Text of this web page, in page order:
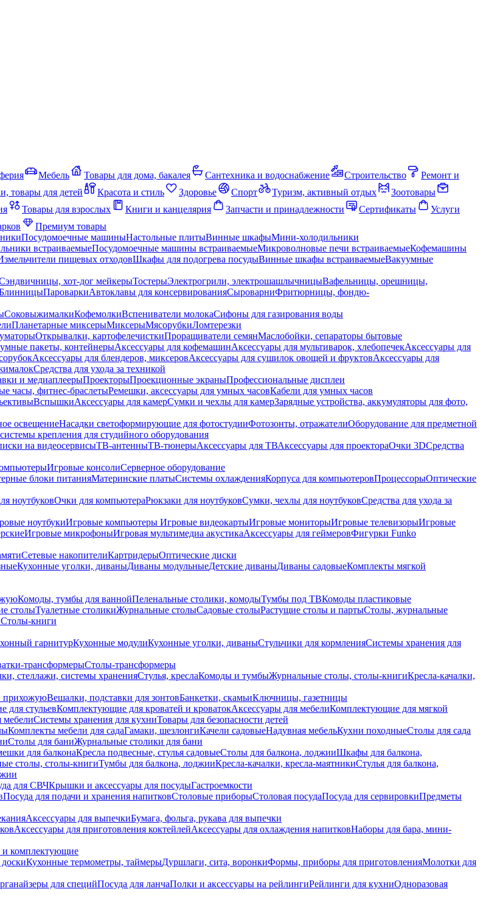
Мебель Товары для дома, бакалея Сантехника и водоснабжение Строительство
Ремонт и
товары для детей Красота и стиль Здоровье Спорт Туризм, активный отдых
Зоотовары
Товары для взрослых Книги и канцелярия Запчасти и принадлежности Сертификаты
Услуги
Премиум товары
Посудомоечные машиныНастольные плитыВинные шкафыМини-холодильники
встраиваемыеПосудомоечные машины встраиваемыеМикроволновые печи встраиваемыеКофемашины
пищевых отходовШкафы для подогрева посудыВинные шкафы встраиваемыеВакуумные
хот-дог мейкерыТостерыЭлектрогрили, электрошашлычницыВафельницы, орешницы,
ПароваркиАвтоклавы для консервированияСыроварниФритюрницы, фондю-
СоковыжималкиКофемолкиВспениватели молокаСифоны для газирования воды
Планетарные миксерыМиксерыМясорубкиЛомтерезки
Открывалки, картофелечисткиПроращиватели семянМаслобойки, сепараторы бытовые
пакеты, контейнерыАксессуары для кофемашинАксессуары для мультиварок, хлебопечекАксессуары для
Аксессуары для блендеров, миксеровАксессуары для сушилок овощей и фруктовАксессуары для
Средства для ухода за техникой
и медиаплеерыПроекторыПроекционные экраныПрофессиональные дисплеи
часы, фитнес-браслетыРемешки, аксессуары для умных часовКабели для умных часов
ВспышкиАксессуары для камерСумки и чехлы для камерЗарядные устройства, аккумуляторы для фото,
освещениеНасадки светоформирующие для фотостудииФотозонты, отражателиОборудование для предметной
крепления для студийного оборудования
на видеосервисыТВ-антенныТВ-тюнерыАксессуары для ТВАксессуары для проектораОчки 3DСредства
Игровые консолиСерверное оборудование
блоки питанияМатеринские платыСистемы охлажденияКорпуса для компьютеровПроцессорыОптические
ноутбуковОчки для компьютераРюкзаки для ноутбуковСумки, чехлы для ноутбуковСредства для ухода за
ноутбукиИгровые компьютеры Игровые видеокартыИгровые мониторыИгровые телевизорыИгровые
Игровые микрофоныИгровая мультимедиа акустикаАксессуары для геймеровФигурки Funko
Сетевые накопителиКартридерыОптические диски
Кухонные уголки, диваныДиваны модульныеДетские диваныДиваны садовыеКомплекты мягкой
Комоды, тумбы для ваннойПеленальные столики, комодыТумбы под ТВКомоды пластиковые
столыТуалетные столикиЖурнальные столыСадовые столыРастущие столы и партыСтолы, журнальные
Столы-книги
гарнитурКухонные модулиКухонные уголки, диваныСтульчики для кормленияСистемы хранения для
трансформерыСтолы-трансформеры
стеллажи, системы храненияСтулья, креслаКомоды и тумбыЖурнальные столы, столы-книгиКресла-качалки,
прихожуюВешалки, подставки для зонтовБанкетки, скамьиКлючницы, газетницы
для стульевКомплектующие для кроватей и кроватокАксессуары для мебелиКомплектующие для мягкой
мебелиСистемы хранения для кухниТовары для безопасности детей
Комплекты мебели для садаГамаки, шезлонгиКачели садовыеНадувная мебельКухни походныеСтолы для сада
Столы для баниЖурнальные столики для бани
для балконаКресла подвесные, стулья садовыеСтолы для балкона, лоджииШкафы для балкона,
столы, столы-книгиТумбы для балкона, лоджииКресла-качалки, кресла-маятникиСтулья для балкона,
для СВЧКрышки и аксессуары для посудыГастроемкости
Посуда для подачи и хранения напитковСтоловые приборыСтоловая посудаПосуда для сервировкиПредметы
Аксессуары для выпечкиБумага, фольга, рукава для выпечки
Аксессуары для приготовления коктейлейАксессуары для охлаждения напитковНаборы для бара, мини-
комплектующие
Кухонные термометры, таймерыДуршлаги, сита, воронкиФормы, приборы для приготовленияМолотки для
для специйПосуда для ланчаПолки и аксессуары на рейлингиРейлинги для кухниОдноразовая